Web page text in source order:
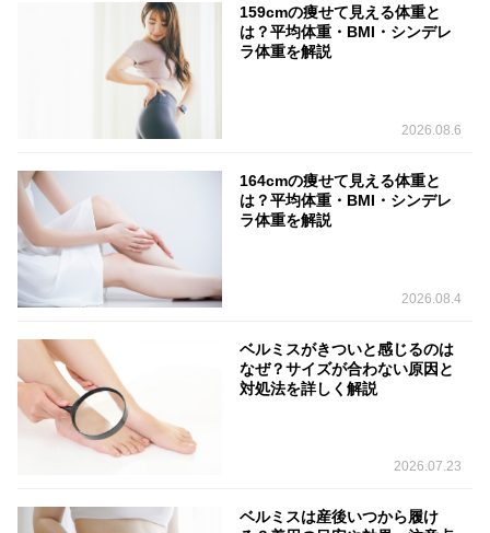
159cmの痩せて見える体重と
は？平均体重・BMI・シンデレ
ラ体重を解説
2026.08.6
164cmの痩せて見える体重と
は？平均体重・BMI・シンデレ
ラ体重を解説
2026.08.4
ベルミスがきついと感じるのは
なぜ？サイズが合わない原因と
対処法を詳しく解説
2026.07.23
ベルミスは産後いつから履け